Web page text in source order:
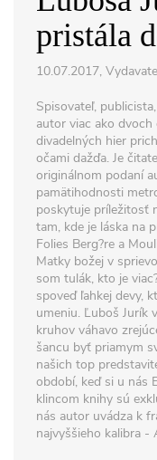
pristála
10.07.2017,
Spisovateľ,
autor viac ako
divadelných hier
očami dažďa. Je
originálnom podaní
pamätihodnosti
poskytuje príležitosť
tam, kde je láska na
Folies Berg?re a
Matky božej v
som tulák, kto je
spoveď ľahkej devy,
umeniu. Ľuboš Jurík
kruhov váhavo
šancu byť priamym
našich top
období, keď si u nás
klincom knihy sú
nás autor uvádza k
najvyššieho kalibra -